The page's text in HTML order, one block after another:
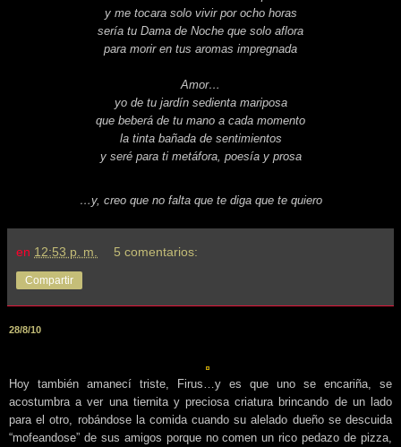
y me tocara solo vivir por ocho horas
sería tu Dama de Noche que solo aflora
para morir en tus aromas impregnada
Amor…
yo de tu jardín sedienta mariposa
que beberá de tu mano a cada momento
la tinta bañada de sentimientos
y seré para ti metáfora, poesía y prosa
…y, creo que no falta que te diga que te quiero
en 12:53 p. m. 5 comentarios:
Compartir
28/8/10
Hoy también amanecí triste, Firus…y es que uno se encariña, se
acostumbra a ver una tiernita y preciosa criatura brincando de un lado
para el otro, robándose la comida cuando su alelado dueño se descuida
“mofeandose” de sus amigos porque no comen un rico pedazo de pizza,